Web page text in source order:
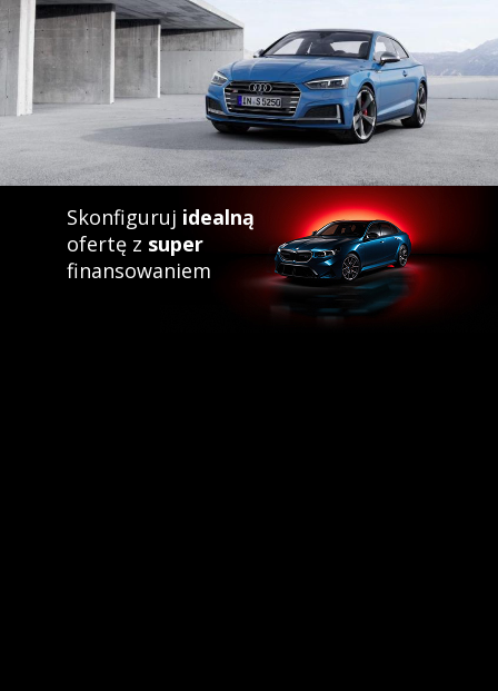
Skonfiguruj idealną
ofertę z super
finansowaniem